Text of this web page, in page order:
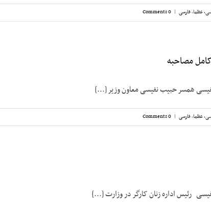
عظما,فارسی |
0 Comments
مصاحبه
همسر حبیب نفیسی معاون وزیر [...]
عظما,فارسی |
0 Comments
رئیس اداره زنان کارگر در وزارت [...]